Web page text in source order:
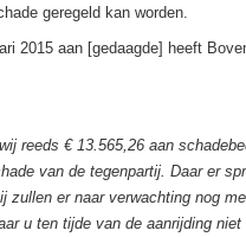
geregeld kan worden.
2015 aan [gedaagde] heeft
reeds € 13.565,26 aan
van de tegenpartij. Daar er
zullen er naar verwachting nog
u ten tijde van de aanrijding niet